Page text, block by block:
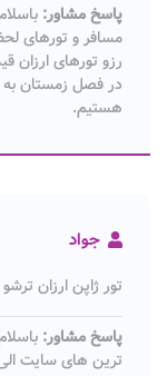
پاسخ مشاور:
مسافر و تورهای
رزو تورهای ارزان
در فصل زمستان
هستیم.
جواد
تور ژاپن ارزان
پاسخ مشاور:
ترین های سایت